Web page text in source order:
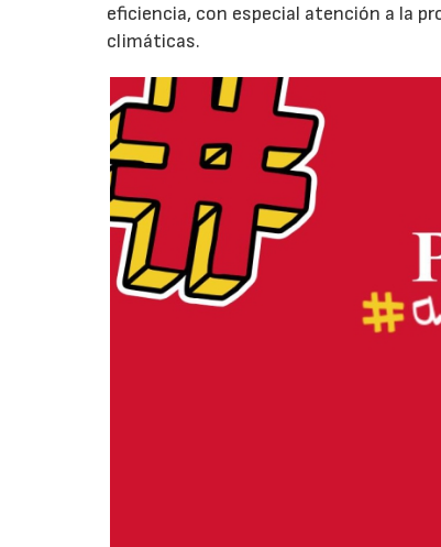
eficiencia, con especial atención a la
climáticas.